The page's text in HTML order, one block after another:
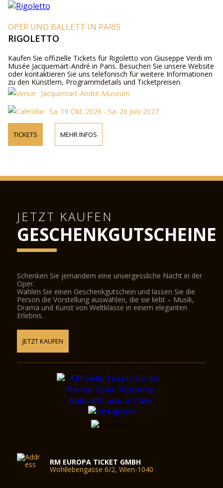
OPER UND BALLETT IN PARIS
RIGOLETTO
Kaufen Sie offizielle Tickets für Rigoletto von Giuseppe Verdi im
Musée Jacquemart-André in Paris. Besuchen Sie unsere Website
oder kontaktieren Sie uns telefonisch für weitere Informationen
zu den Künstlern, Programmdetails und Ticketpreisen.
Jacquemart-André-Museum
Sa. 10 Okt. 2026 - Sa. 26 Juni 2027
TICKETS MEHR INFOS
JETZT KAUFEN
GESCHENKGUTSCHEINE
Schenken Sie jemandem eine unvergessliche Nacht in der
Oper.
Wählen Sie einen Geschenkgutschein und lassen Sie die
Person die Vorstellung auswählen, die sie liebt – Musik,
Drama und Kunst von Weltklasse in einem eleganten
Erlebnis.
JETZT KAUFEN
RM EUROPA TICKET GMBH
Wohllebengasse 6/2, Wien-1040